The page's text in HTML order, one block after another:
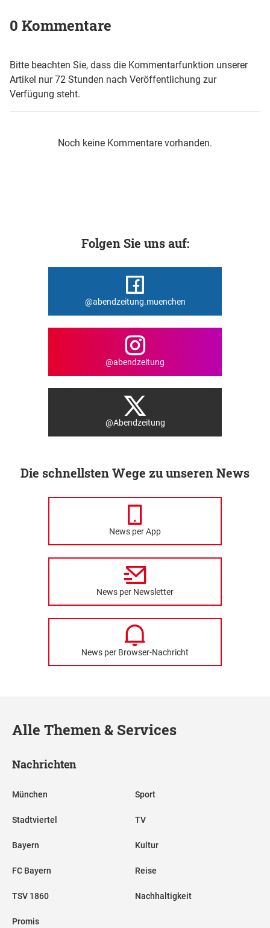
0 Kommentare
Bitte beachten Sie, dass die Kommentarfunktion unserer
Artikel nur 72 Stunden nach Veröffentlichung zur
Verfügung steht.
Noch keine Kommentare vorhanden.
Folgen Sie uns auf:
@abendzeitung.muenchen
@abendzeitung
@Abendzeitung
Die schnellsten Wege zu unseren News
News per App
News per Newsletter
News per Browser-Nachricht
Alle Themen & Services
Nachrichten
München
Stadtviertel
Bayern
FC Bayern
TSV 1860
Promis
Sport
TV
Kultur
Reise
Nachhaltigkeit